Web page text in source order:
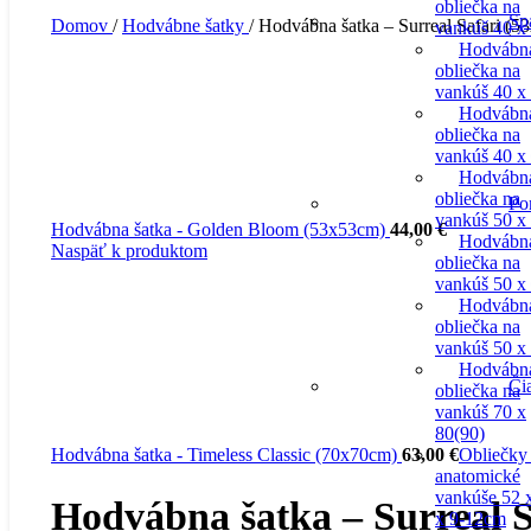
obliečka na
vankúš 40 x
obliečka na
vankúš 40 x
obliečka na
vankúš 40 x
obliečka na
vankúš 50 x
obliečka na
vankúš 50 x
obliečka na
vankúš 50 x
obliečka na
vankúš 70 x
80(90)
Obliečky
anatomické
vankúše 52
x 9-12cm
Domov / Hodvábne šatky / Hodvábna šatka – Surreal Safari
Hodvábna šatka - Golden Bloom (53x53cm) 44,00€
Naspäť k produktom
Hodvábna šatka - Timeless Classic (70x70cm) 63,00 €
Hodvábna šatka – Surreal